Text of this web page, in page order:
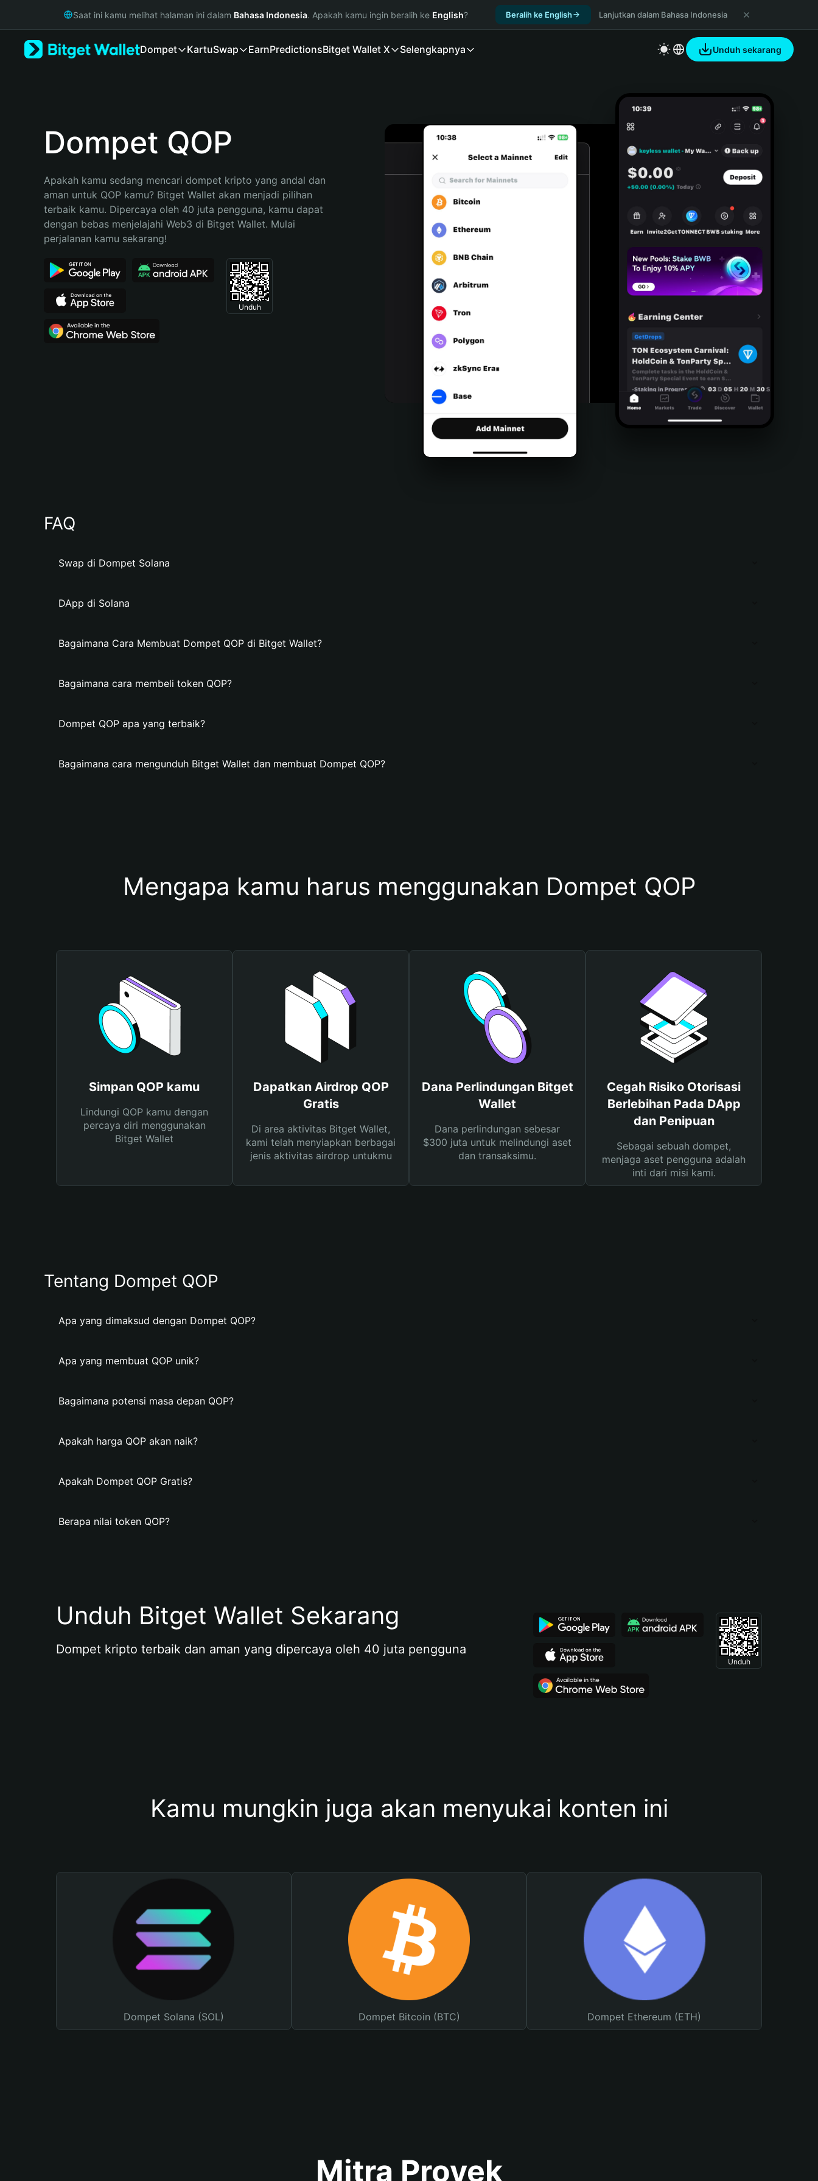
Русский
Bahasa Indonesia
Español (Argentina)
Saat ini kamu melihat halaman ini dalam Bahasa Indonesia. Apakah kamu ingin beralih ke English? Beralih ke English Lanjutkan dalam Bahasa Indonesia
Dompet KartuSwap EarnPredictionsBitget Wallet X Selengkapnya Unduh sekarang
Dompet QOP
Apakah kamu sedang mencari dompet kripto yang andal dan
aman untuk QOP kamu? Bitget Wallet akan menjadi pilihan
terbaik kamu. Dipercaya oleh 40 juta pengguna, kamu dapat
dengan bebas menjelajahi Web3 di Bitget Wallet. Mulai
perjalanan kamu sekarang!
Unduh
FAQ
Swap di Dompet Solana
DApp di Solana
Bagaimana Cara Membuat Dompet QOP di Bitget Wallet?
Bagaimana cara membeli token QOP?
Dompet QOP apa yang terbaik?
Bagaimana cara mengunduh Bitget Wallet dan membuat Dompet QOP?
Mengapa kamu harus menggunakan Dompet QOP
Simpan QOP kamu
Lindungi QOP kamu dengan
percaya diri menggunakan
Bitget Wallet
Dapatkan Airdrop QOP
Gratis
Di area aktivitas Bitget Wallet,
kami telah menyiapkan berbagai
jenis aktivitas airdrop untukmu
Dana Perlindungan Bitget
Wallet
Dana perlindungan sebesar
$300 juta untuk melindungi aset
dan transaksimu.
Cegah Risiko Otorisasi
Berlebihan Pada DApp
dan Penipuan
Sebagai sebuah dompet,
menjaga aset pengguna adalah
inti dari misi kami.
Tentang Dompet QOP
Apa yang dimaksud dengan Dompet QOP?
Apa yang membuat QOP unik?
Bagaimana potensi masa depan QOP?
Apakah harga QOP akan naik?
Apakah Dompet QOP Gratis?
Berapa nilai token QOP?
Unduh Bitget Wallet Sekarang
Dompet kripto terbaik dan aman yang dipercaya oleh 40 juta pengguna
Unduh
Kamu mungkin juga akan menyukai konten ini
Dompet Solana (SOL) Dompet Bitcoin (BTC) Dompet Ethereum (ETH)
Mitra Proyek